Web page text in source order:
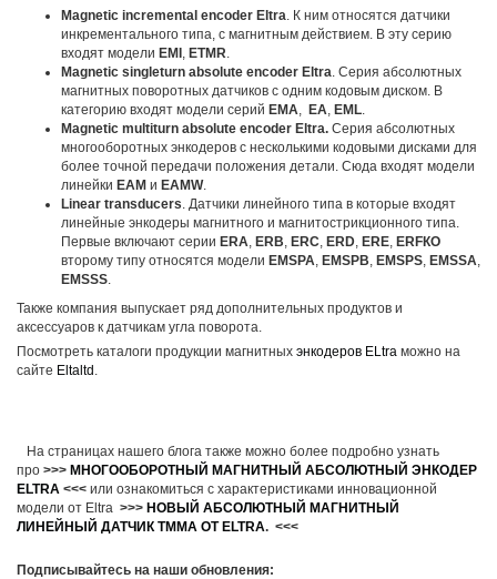
Magnetic incremental encoder Eltra. К ним относятся датчики
инкрементального типа, с магнитным действием. В эту серию
входят модели EMI , ETMR.
Magnetic singleturn absolute encoder Eltra. Серия абсолютных
магнитных поворотных датчиков с одним кодовым диском. В
категорию входят модели серий EMA, EA, EML.
Magnetic multiturn absolute encoder Eltra. Серия абсолютных
многооборотных энкодеров с несколькими кодовыми дисками для
более точной передачи положения детали. Сюда входят модели
линейки EAM и EAMW.
Linear transducers. Датчики линейного типа в которые входят
линейные энкодеры магнитного и магнитострикционного типа.
Первые включают серии ERA, ERB, ERC, ERD, ERE, ERFКО
второму типу относятся модели EMSPA, EMSPB, EMSPS, EMSSA,
EMSSS.
Также компания выпускает ряд дополнительных продуктов и
аксессуаров к датчикам угла поворота.
Посмотреть каталоги продукции магнитных энкодеров ELtra можно на
сайте Eltaltd
На страницах нашего блога также можно более подробно узнать
про >>> МНОГООБОРОТНЫЙ МАГНИТНЫЙ АБСОЛЮТНЫЙ ЭНКОДЕР
ELTRA <<< или ознакомиться с характеристиками инновационной
модели от Eltra >>> НОВЫЙ АБСОЛЮТНЫЙ МАГНИТНЫЙ
ЛИНЕЙНЫЙ ДАТЧИК TMMA ОТ ELTRA. <<<
Подписывайтесь на наши обновления: